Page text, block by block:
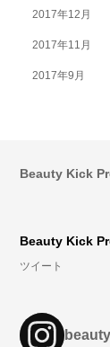
2017年12月
2017年11月
2017年9月
Beauty Kick
Beauty Kick
ツイート